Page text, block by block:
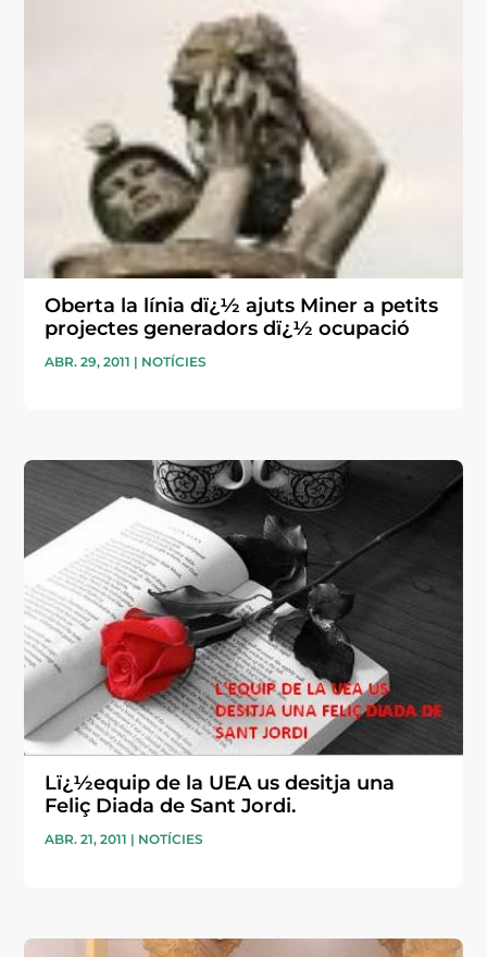
Oberta la línia dï¿½ ajuts Miner a petits
projectes generadors dï¿½ ocupació
ABR. 29, 2011 | NOTÍCIES
Lï¿½equip de la UEA us desitja una
Feliç Diada de Sant Jordi.
ABR. 21, 2011 | NOTÍCIES